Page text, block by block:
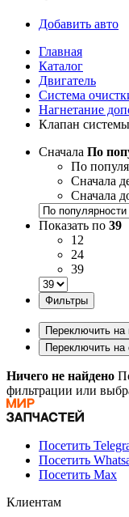
Добавить авто
Главная
Каталог
Двигатель
Система
Нагнетание
Клапан
Сначала По
По
Сначала
Сначала
Показать по 39
12
24
39
Фильтры
Переключить на
Переключить на
Ничего не найдено
фильтрации или
Посетить
Посетить
Посетить Max
Клиентам